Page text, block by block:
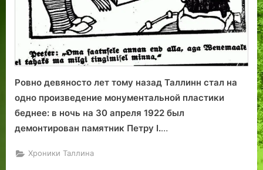
Ровно девяносто лет тому назад Таллинн стал на
одно произведение монументальной пластики
беднее: в ночь на 30 апреля 1922 был
демонтирован памятник Петру I.…
Хроники Таллина